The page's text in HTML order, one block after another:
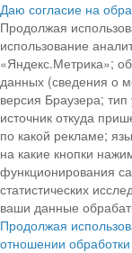
Даю согласие на
Продолжая
использование
«Яндекс.Метрика»;
данных (сведения о
версия Браузера;
источник откуда
по какой рекламе;
на какие кнопки
функционирования
статистических
ваши данные
Продолжая
отношении